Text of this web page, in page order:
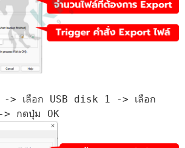
> เลือก USB disk 1 -> เลือก
กดปุ่ม OK